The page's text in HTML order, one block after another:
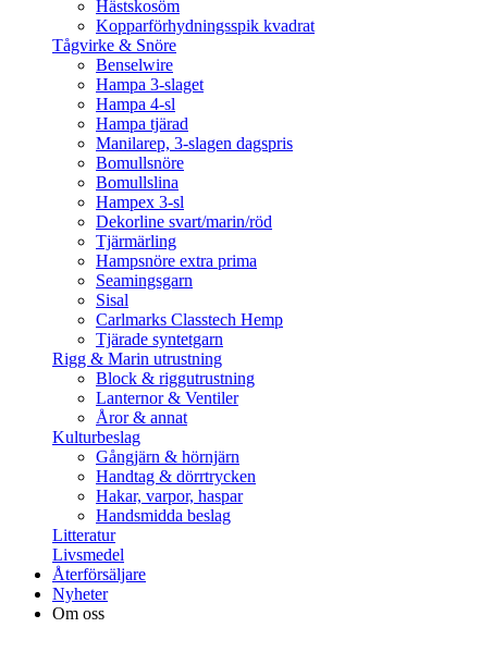
Hästskosöm
Kopparförhydningsspik kvadrat
Tågvirke & Snöre
Benselwire
Hampa 3-slaget
Hampa 4-sl
Hampa tjärad
Manilarep, 3-slagen dagspris
Bomullsnöre
Bomullslina
Hampex 3-sl
Dekorline svart/marin/röd
Tjärmärling
Hampsnöre extra prima
Seamingsgarn
Sisal
Carlmarks Classtech Hemp
Tjärade syntetgarn
Rigg & Marin utrustning
Block & riggutrustning
Lanternor & Ventiler
Åror & annat
Kulturbeslag
Gångjärn & hörnjärn
Handtag & dörrtrycken
Hakar, varpor, haspar
Handsmidda beslag
Litteratur
Livsmedel
Återförsäljare
Nyheter
Om oss